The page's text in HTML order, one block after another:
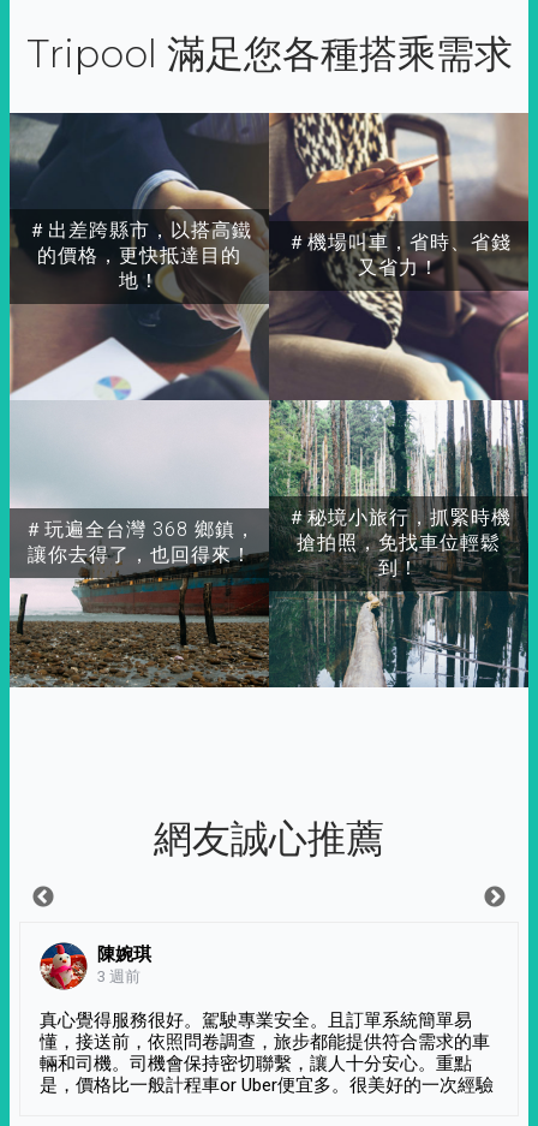
Tripool 滿足您各種搭乘需求
＃出差跨縣市，以搭高鐵
的價格，更快抵達目的
地！
＃玩遍全台灣 368 鄉鎮，
讓你去得了，也回得來！
＃秘境小旅行，抓緊時機
搶拍照，免找車位輕鬆
到！
＃機場叫車，省時、省錢
又省力！
網友誠心推薦
陳婉琪
3 週前
真心覺得服務很好。駕駛專業安全。且訂單系統簡單易
懂，接送前，依照問卷調查，旅步都能提供符合需求的車
輛和司機。司機會保持密切聯繫，讓人十分安心。重點
是，價格比一般計程車or Uber便宜多。很美好的一次經驗